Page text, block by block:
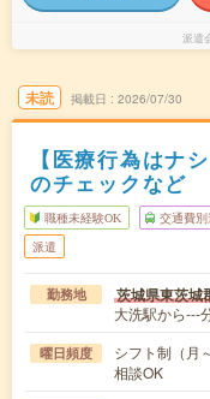
派遣
未読 掲載日 2026/07/30
【医療行為はナ
のチェックなど
職種未経験OK 交通費別
派遣
勤務地 茨城県東茨城
大洗駅から---
曜日頻度
シフト制（月
相談OK